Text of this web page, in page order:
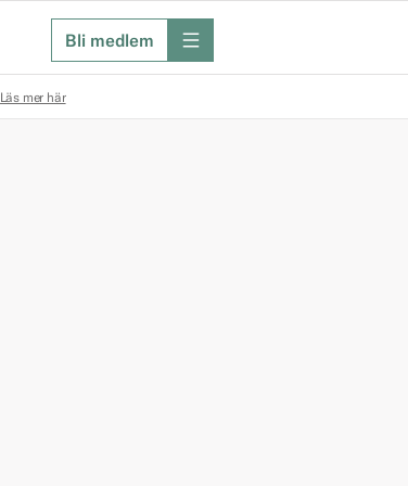
Bli medlem meny
Läs mer här